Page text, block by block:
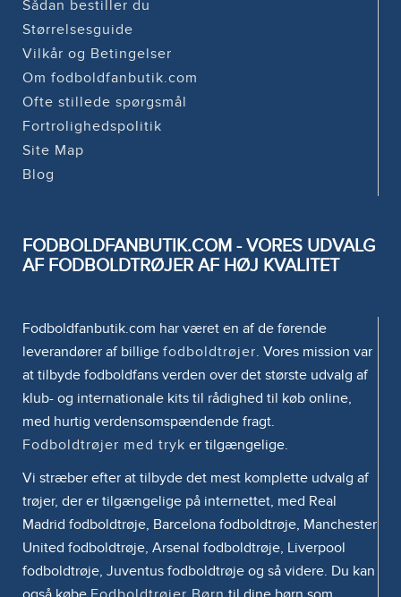
Sådan bestiller du
Størrelsesguide
Vilkår og Betingelser
Om fodboldfanbutik.com
Ofte stillede spørgsmål
Fortrolighedspolitik
Site Map
Blog
FODBOLDFANBUTIK.COM - VORES UDVALG
AF FODBOLDTRØJER AF HØJ KVALITET
Fodboldfanbutik.com har været en af de førende
leverandører af billige fodboldtrøjer. Vores mission var
at tilbyde fodboldfans verden over det største udvalg af
klub- og internationale kits til rådighed til køb online,
med hurtig verdensomspændende fragt.
Fodboldtrøjer med tryk er tilgængelige.
Vi stræber efter at tilbyde det mest komplette udvalg af
trøjer, der er tilgængelige på internettet, med Real
Madrid fodboldtrøje, Barcelona fodboldtrøje, Manchester
United fodboldtrøje, Arsenal fodboldtrøje, Liverpool
fodboldtrøje, Juventus fodboldtrøje og så videre. Du kan